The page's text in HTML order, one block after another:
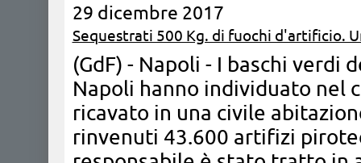
29 dicembre 2017
Sequestrati 500 Kg. di fuochi d'artificio.
(GdF) - Napoli - I baschi verdi
Napoli hanno individuato nel
ricavato in una civile
rinvenuti 43.600 artifizi